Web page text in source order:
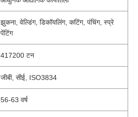
झुकना, वेल्डिंग, डिकॉयलिंग, कटिंग, पंचिंग, स्प्रे
पेंटिंग
417200 टन
जीबी, सीई, ISO3834
56-63 वर्ष